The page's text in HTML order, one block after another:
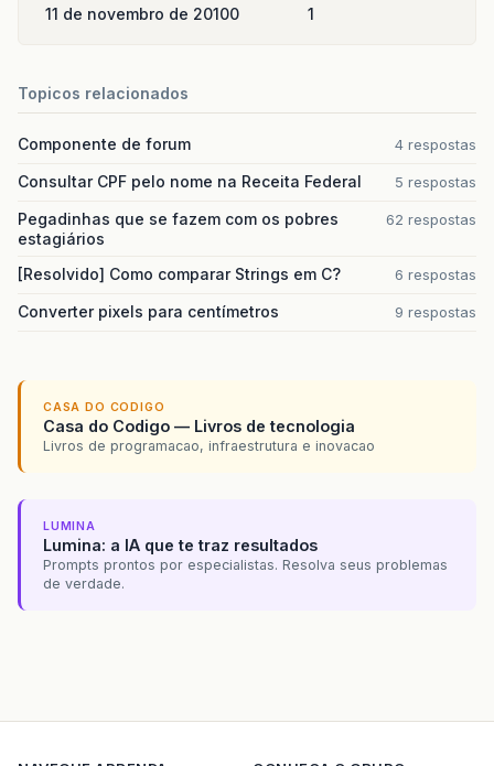
11 de novembro de 20100 1
Topicos relacionados
Componente de forum 4 respostas
Consultar CPF pelo nome na Receita Federal 5 respostas
Pegadinhas que se fazem com os pobres
estagiários
62 respostas
[Resolvido] Como comparar Strings em C? 6 respostas
Converter pixels para centímetros 9 respostas
CASA DO CODIGO
Casa do Codigo — Livros de tecnologia
Livros de programacao, infraestrutura e inovacao
LUMINA
Lumina: a IA que te traz resultados
Prompts prontos por especialistas. Resolva seus problemas
de verdade.